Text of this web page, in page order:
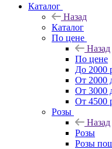
Каталог
Назад
Каталог
По цене
Назад
По цене
До 2000
От 2000
От 3000
От 4500
Розы
Назад
Розы
Розы